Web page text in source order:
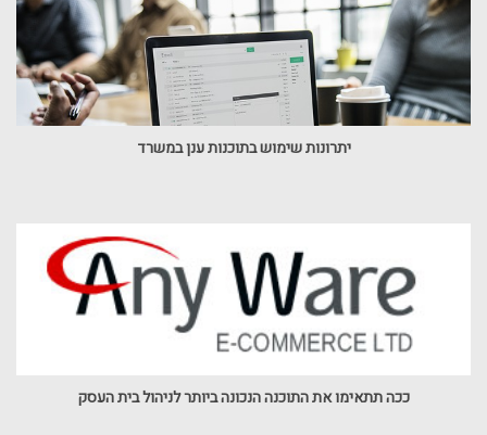
יתרונות שימוש בתוכנות ענן במשרד
ככה תתאימו את התוכנה הנכונה ביותר לניהול בית העסק